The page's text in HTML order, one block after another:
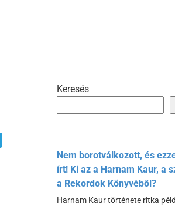
Keresés
Nem borotválkozott, és
írt! Ki az a Harnam Kaur, a
a Rekordok Könyvéből?
Harnam Kaur története ritka